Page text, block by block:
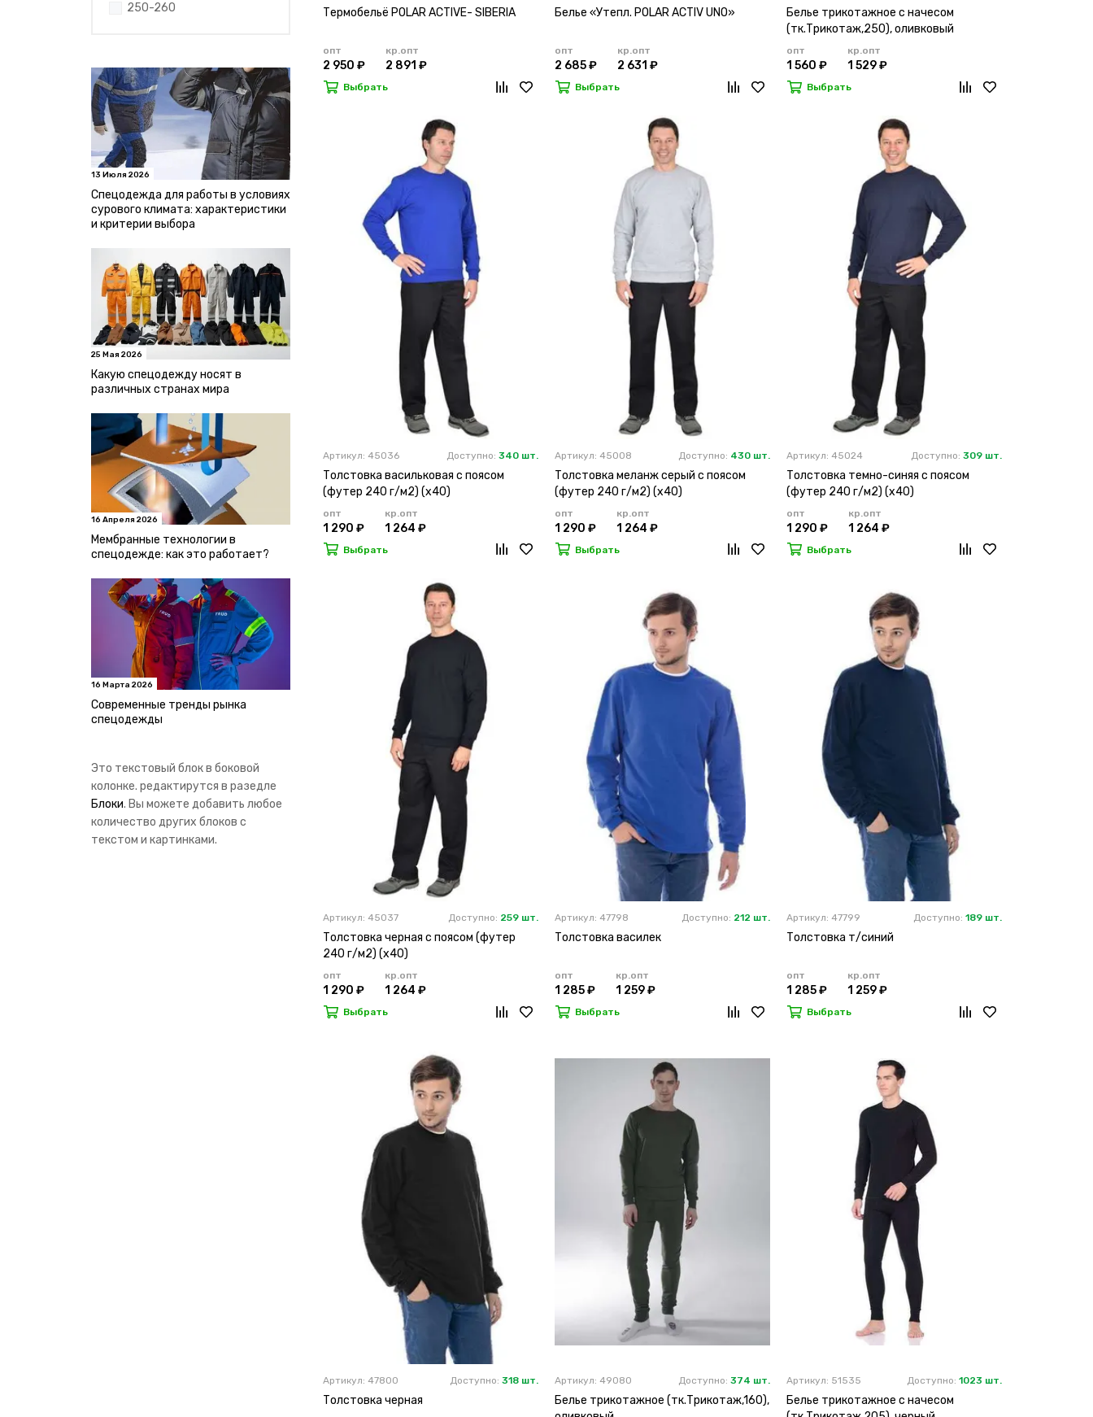
250-260
13 Июля 2026
Спецодежда для работы в условиях
сурового климата: характеристики
и критерии выбора
25 Мая 2026
Какую спецодежду носят в
различных странах мира
16 Апреля 2026
Мембранные технологии в
спецодежде: как это работает?
16 Марта 2026
Современные тренды рынка
спецодежды
Это текстовый блок в боковой
колонке. редактирутся в разедле
Блоки. Вы можете добавить любое
количество других блоков с
текстом и картинками.
Термобельё POLAR ACTIVE- SIBERIA
опт
2 950 ₽
кр.опт
2 891 ₽
Выбрать
Белье «Утепл. POLAR ACTIV UNO»
опт
2 685 ₽
кр.опт
2 631 ₽
Выбрать
Белье трикотажное с начесом
(тк.Трикотаж,250), оливковый
опт
1 560 ₽
кр.опт
1 529 ₽
Выбрать
Артикул: 45036 Доступно: 340 шт.
Толстовка васильковая с поясом
(футер 240 г/м2) (х40)
опт
1 290 ₽
кр.опт
1 264 ₽
Выбрать
Артикул: 45008 Доступно: 430 шт.
Толстовка меланж серый с поясом
(футер 240 г/м2) (х40)
опт
1 290 ₽
кр.опт
1 264 ₽
Выбрать
Артикул: 45024 Доступно: 309 шт.
Толстовка темно-синяя с поясом
(футер 240 г/м2) (х40)
опт
1 290 ₽
кр.опт
1 264 ₽
Выбрать
Артикул: 45037 Доступно: 259 шт.
Толстовка черная с поясом (футер
240 г/м2) (х40)
опт
1 290 ₽
кр.опт
1 264 ₽
Выбрать
Артикул: 47798 Доступно: 212 шт.
Толстовка василек
опт
1 285 ₽
кр.опт
1 259 ₽
Выбрать
Артикул: 47799 Доступно: 189 шт.
Толстовка т/синий
опт
1 285 ₽
кр.опт
1 259 ₽
Выбрать
Артикул: 47800 Доступно: 318 шт.
Толстовка черная
Артикул: 49080 Доступно: 374 шт.
Белье трикотажное (тк.Трикотаж,160),
Артикул: 51535 Доступно: 1023 шт.
Белье трикотажное с начесом